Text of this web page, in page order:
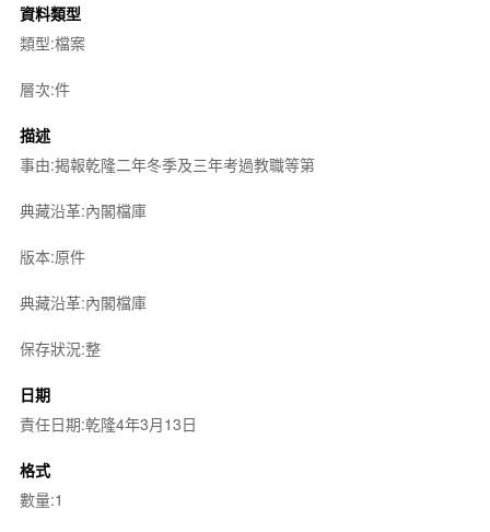
資料類型
類型:檔案
層次:件
描述
事由:揭報乾隆二年冬季及三年考過教職等第
典藏沿革:內閣檔庫
版本:原件
典藏沿革:內閣檔庫
保存狀況:整
日期
責任日期:乾隆4年3月13日
格式
數量:1